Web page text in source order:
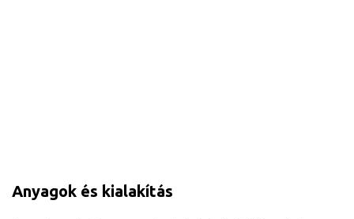
Anyagok és kialakítás